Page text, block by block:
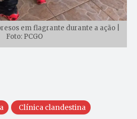
em flagrante durante a ação |
Foto: PCGO
Clínica clandestina